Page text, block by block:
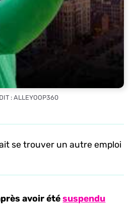
: ALLEYOOP360
se trouver un autre emploi
avoir étésuspendu